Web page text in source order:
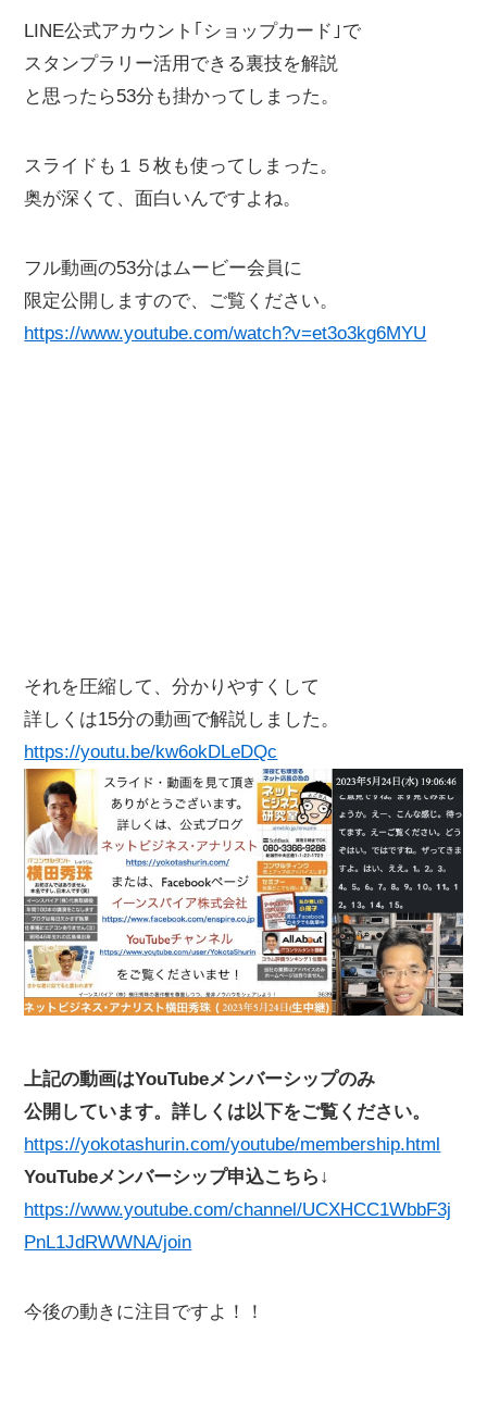
LINE公式アカウント｢ショップカード｣で
スタンプラリー活用できる裏技を解説
と思ったら53分も掛かってしまった。
スライドも１５枚も使ってしまった。
奥が深くて、面白いんですよね。
フル動画の53分はムービー会員に
限定公開しますので、ご覧ください。
https://www.youtube.com/watch?v=et3o3kg6MYU
それを圧縮して、分かりやすくして
詳しくは15分の動画で解説しました。
https://youtu.be/kw6okDLeDQc
上記の動画はYouTubeメンバーシップのみ
公開しています。詳しくは以下をご覧ください。
https://yokotashurin.com/youtube/membership.html
YouTubeメンバーシップ申込こちら↓
https://www.youtube.com/channel/UCXHCC1WbbF3j
PnL1JdRWWNA/join
今後の動きに注目ですよ！！